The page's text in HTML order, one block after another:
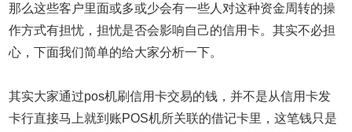
那么这些客户里面或多或少会有一些人对这种资金周转的操
作方式有担忧，担忧是否会影响自己的信用卡。其实不必担
心，下面我们简单的给大家分析一下。
其实大家通过pos机刷信用卡交易的钱，并不是从信用卡发
卡行直接马上就到账POS机所关联的借记卡里，这笔钱只是